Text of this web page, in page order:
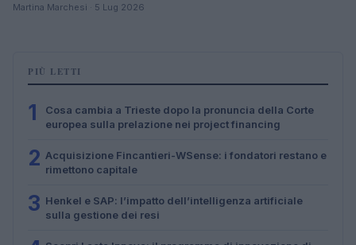
Martina Marchesi · 5 Lug 2026
PIÙ LETTI
1
Cosa cambia a Trieste dopo la pronuncia della Corte
europea sulla prelazione nei project financing
2 Acquisizione Fincantieri-WSense: i fondatori restano e
rimettono capitale
3 Henkel e SAP: l’impatto dell’intelligenza artificiale
sulla gestione dei resi